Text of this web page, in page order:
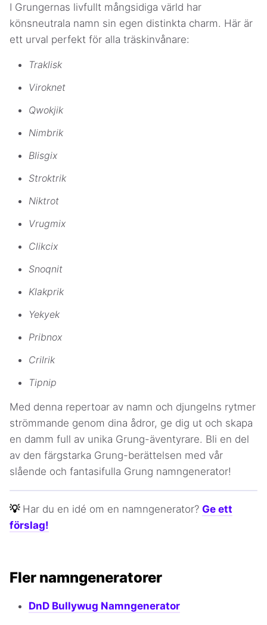
I Grungernas livfullt mångsidiga värld har
könsneutrala namn sin egen distinkta charm. Här är
ett urval perfekt för alla träskinvånare:
Traklisk
Viroknet
Qwokjik
Nimbrik
Blisgix
Stroktrik
Niktrot
Vrugmix
Clikcix
Snoqnit
Klakprik
Yekyek
Pribnox
Crilrik
Tipnip
Med denna repertoar av namn och djungelns rytmer
strömmande genom dina ådror, ge dig ut och skapa
en damm full av unika Grung-äventyrare. Bli en del
av den färgstarka Grung-berättelsen med vår
slående och fantasifulla Grung namngenerator!
💡 Har du en idé om en namngenerator? Ge ett
förslag!
Fler namngeneratorer
DnD Bullywug Namngenerator